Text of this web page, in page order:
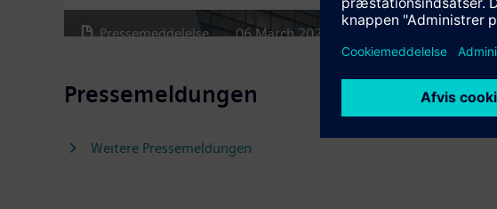
Pressemeddelelse 06 March 2026
Pressemeldungen
Weitere Pressemeldungen